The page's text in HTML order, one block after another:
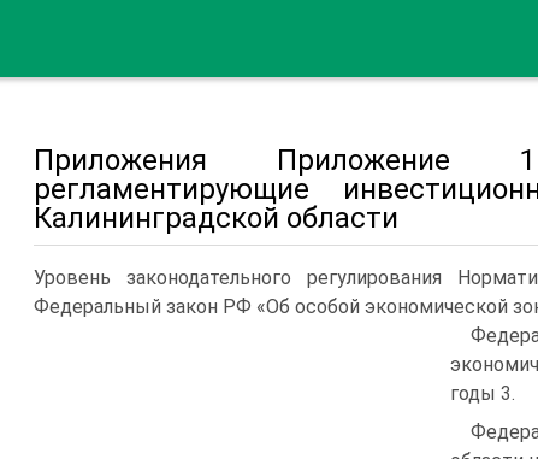
Приложения Приложение
регламентирующие
Калининградской области
Уровень законодательного регулирования
Федеральный закон РФ «Об особой экономической
годы 3.